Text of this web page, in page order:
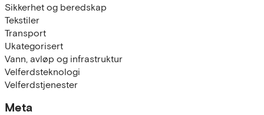
Sikkerhet og beredskap
Tekstiler
Transport
Ukategorisert
Vann, avløp og infrastruktur
Velferdsteknologi
Velferdstjenester
Meta